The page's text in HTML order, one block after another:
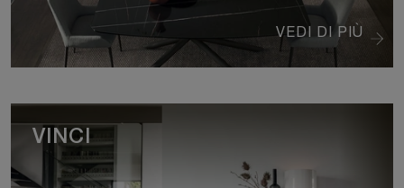
VEDI DI PIÙ
VINCI